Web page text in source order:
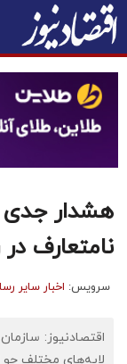
نامتعارف
سرویس: اخبار سایر
اقتصادنیوز:
لایه‌های مختلف جو از امروز 3 تا جمعه 7